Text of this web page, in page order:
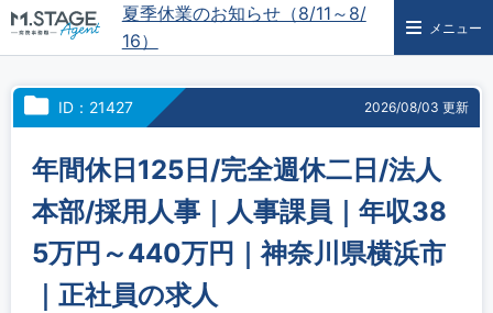
夏季休業のお知らせ（8/11～8/
16）
メニュー
ID：21427 2026/08/03 更新
年間休日125日/完全週休二日/法人
本部/採用人事｜人事課員｜年収38
5万円～440万円｜神奈川県横浜市
｜正社員の求人